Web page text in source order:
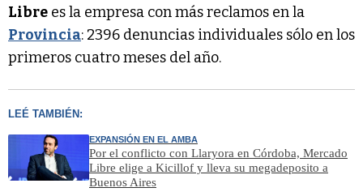
Libre es la empresa con más reclamos en la
Provincia: 2396 denuncias individuales sólo en los
primeros cuatro meses del año.
LEÉ TAMBIÉN:
EXPANSIÓN EN EL AMBA
Por el conflicto con Llaryora en Córdoba, Mercado
Libre elige a Kicillof y lleva su megadeposito a
Buenos Aires